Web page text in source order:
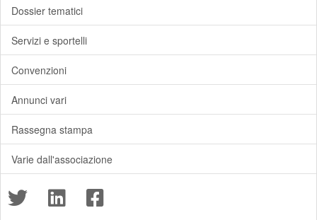
Dossier tematici
Servizi e sportelli
Convenzioni
Annunci vari
Rassegna stampa
Varie dall'associazione